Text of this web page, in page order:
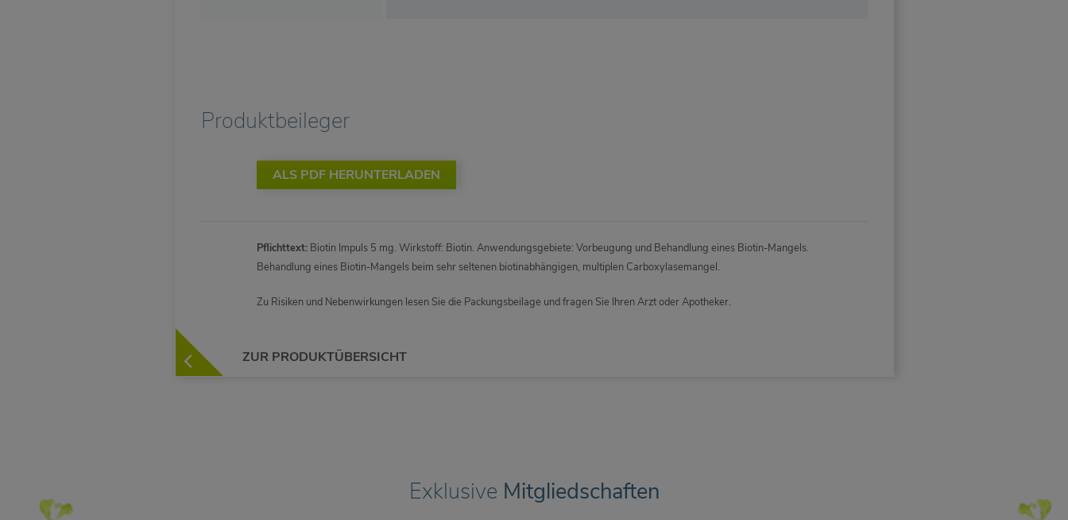
Produktbeileger
ALS PDF HERUNTERLADEN
Pflichttext:Biotin Impuls 5 mg. Wirkstoff: Biotin. Anwendungsgebiete: Vorbeugung und Behandlung eines Biotin-Mangels.
Behandlung eines Biotin-Mangels beim sehr seltenen biotinabhängigen, multiplen Carboxylasemangel.
Zu Risiken und Nebenwirkungen lesen Sie die Packungsbeilage und fragen Sie Ihren Arzt oder Apotheker.
ZUR PRODUKTÜBERSICHT
Exklusive Mitgliedschaften